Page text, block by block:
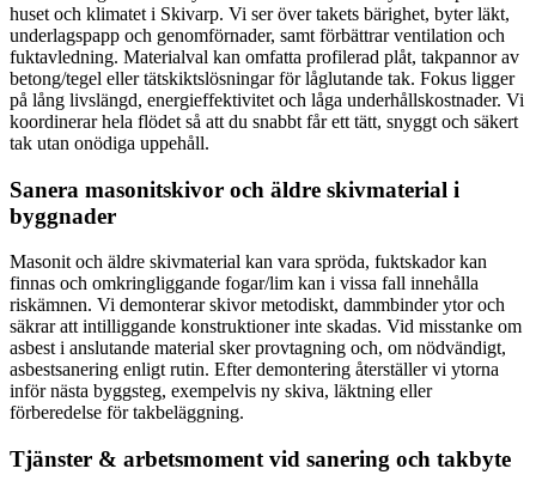
huset och klimatet i Skivarp. Vi ser över takets bärighet, byter läkt,
underlagspapp och genomförnader, samt förbättrar ventilation och
fuktavledning. Materialval kan omfatta profilerad plåt, takpannor av
betong/tegel eller tätskiktslösningar för låglutande tak. Fokus ligger
på lång livslängd, energieffektivitet och låga underhållskostnader. Vi
koordinerar hela flödet så att du snabbt får ett tätt, snyggt och säkert
tak utan onödiga uppehåll.
Sanera masonitskivor och äldre skivmaterial i
byggnader
Masonit och äldre skivmaterial kan vara spröda, fuktskador kan
finnas och omkringliggande fogar/lim kan i vissa fall innehålla
riskämnen. Vi demonterar skivor metodiskt, dammbinder ytor och
säkrar att intilliggande konstruktioner inte skadas. Vid misstanke om
asbest i anslutande material sker provtagning och, om nödvändigt,
asbestsanering enligt rutin. Efter demontering återställer vi ytorna
inför nästa byggsteg, exempelvis ny skiva, läktning eller
förberedelse för takbeläggning.
Tjänster & arbetsmoment vid sanering och takbyte